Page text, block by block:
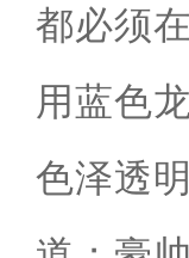
都必须
用蓝色
色泽透